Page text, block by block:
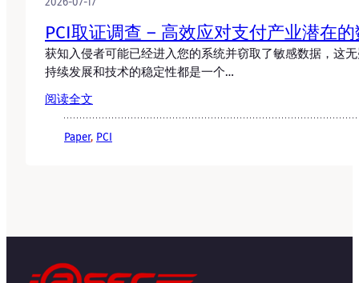
PCI取证调查 – 高效应对支付产业潜在
获知入侵者可能已经进入您的系统并窃取了敏感数据，这
持续发展和技术的稳定性都是一个…
阅读全文
Paper, PCI